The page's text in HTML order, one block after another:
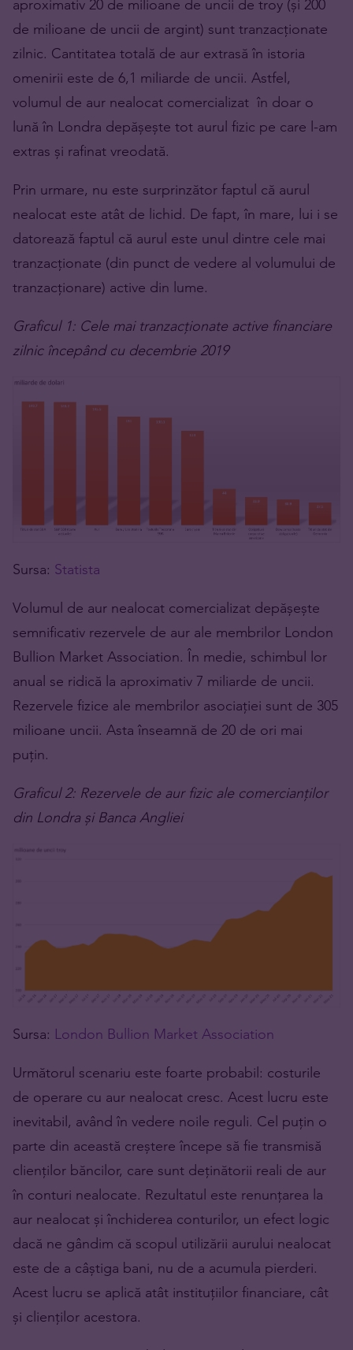
aproximativ 20 de milioane de uncii de troy (și 200
de milioane de uncii de argint) sunt tranzacționate
zilnic. Cantitatea totală de aur extrasă în istoria
omenirii este de 6,1 miliarde de uncii. Astfel,
volumul de aur nealocat comercializat în doar o
lună în Londra depășește tot aurul fizic pe care l-am
extras și rafinat vreodată.
Prin urmare, nu este surprinzător faptul că aurul
nealocat este atât de lichid. De fapt, în mare, lui i se
datorează faptul că aurul este unul dintre cele mai
tranzacționate (din punct de vedere al volumului de
tranzacționare) active din lume.
Graficul 1: Cele mai tranzacționate active financiare
zilnic începând cu decembrie 2019
Sursa: Statista
Volumul de aur nealocat comercializat depășește
semnificativ rezervele de aur ale membrilor London
Bullion Market Association. În medie, schimbul lor
anual se ridică la aproximativ 7 miliarde de uncii.
Rezervele fizice ale membrilor asociației sunt de 305
milioane uncii. Asta înseamnă de 20 de ori mai
puțin.
Graficul 2: Rezervele de aur fizic ale comercianților
din Londra și Banca Angliei
Sursa: London Bullion Market Association
Următorul scenariu este foarte probabil: costurile
de operare cu aur nealocat cresc. Acest lucru este
inevitabil, având în vedere noile reguli. Cel puțin o
parte din această creștere începe să fie transmisă
clienților băncilor, care sunt deținătorii reali de aur
în conturi nealocate. Rezultatul este renunțarea la
aur nealocat și închiderea conturilor, un efect logic
dacă ne gândim că scopul utilizării aurului nealocat
este de a câștiga bani, nu de a acumula pierderi.
Acest lucru se aplică atât instituțiilor financiare, cât
și clienților acestora.